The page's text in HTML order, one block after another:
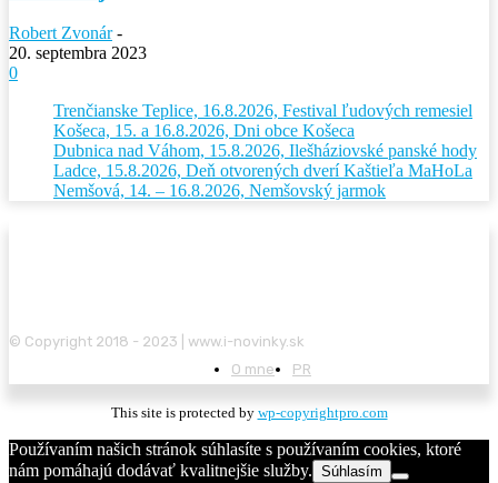
Robert Zvonár -
20. septembra 2023
0
Trenčianske Teplice, 16.8.2026, Festival ľudových remesiel
Košeca, 15. a 16.8.2026, Dni obce Košeca
Dubnica nad Váhom, 15.8.2026, Ilešháziovské panské hody
Ladce, 15.8.2026, Deň otvorených dverí Kaštieľa MaHoLa
Nemšová, 14. – 16.8.2026, Nemšovský jarmok
© Copyright 2018 - 2023 | www.i-novinky.sk
O mne
PR
This site is protected by wp-copyrightpro.com
Používaním našich stránok súhlasíte s používaním cookies, ktoré
nám pomáhajú dodávať kvalitnejšie služby. Súhlasím